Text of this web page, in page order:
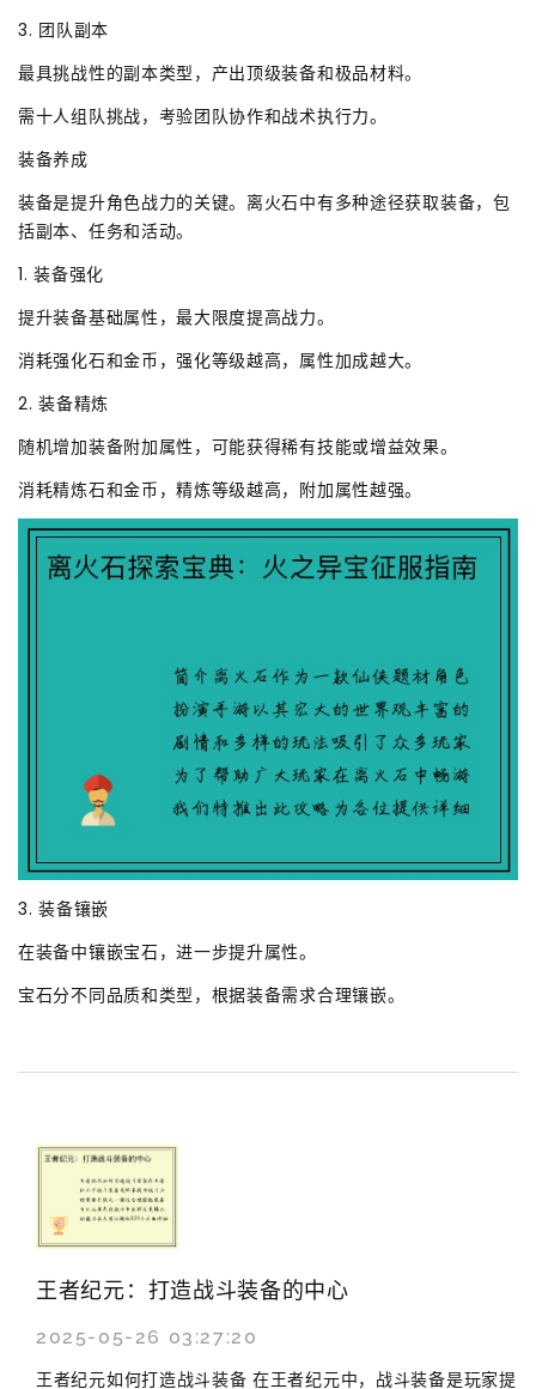
3. 团队副本
最具挑战性的副本类型，产出顶级装备和极品材料。
需十人组队挑战，考验团队协作和战术执行力。
装备养成
装备是提升角色战力的关键。离火石中有多种途径获取装备，包
括副本、任务和活动。
1. 装备强化
提升装备基础属性，最大限度提高战力。
消耗强化石和金币，强化等级越高，属性加成越大。
2. 装备精炼
随机增加装备附加属性，可能获得稀有技能或增益效果。
消耗精炼石和金币，精炼等级越高，附加属性越强。
3. 装备镶嵌
在装备中镶嵌宝石，进一步提升属性。
宝石分不同品质和类型，根据装备需求合理镶嵌。
王者纪元：打造战斗装备的中心
2025-05-26 03:27:20
王者纪元如何打造战斗装备 在王者纪元中，战斗装备是玩家提